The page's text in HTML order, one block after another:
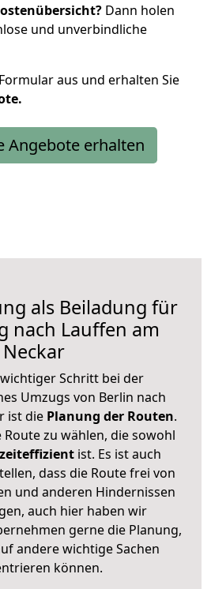
Dann holen
und unverbindliche
aus und erhalten Sie
Angebote erhalten
als Beiladung für
nach Lauffen am
Neckar
Schritt bei der
Umzugs von Berlin nach
ist diePlanung der Routen.
Route zu wählen, die sowohl
zeiteffizientist. Es ist auch
dass die Route frei von
und anderen Hindernissen
auch hier haben wir
gerne die Planung,
andere wichtige Sachen
können.